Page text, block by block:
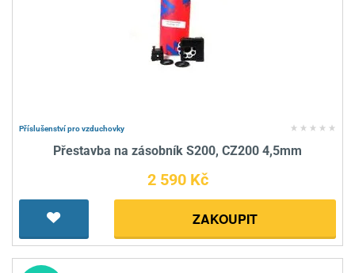
Příslušenství pro vzduchovky
Přestavba na zásobník S200, CZ200 4,5mm
2 590 Kč
ZAKOUPIT